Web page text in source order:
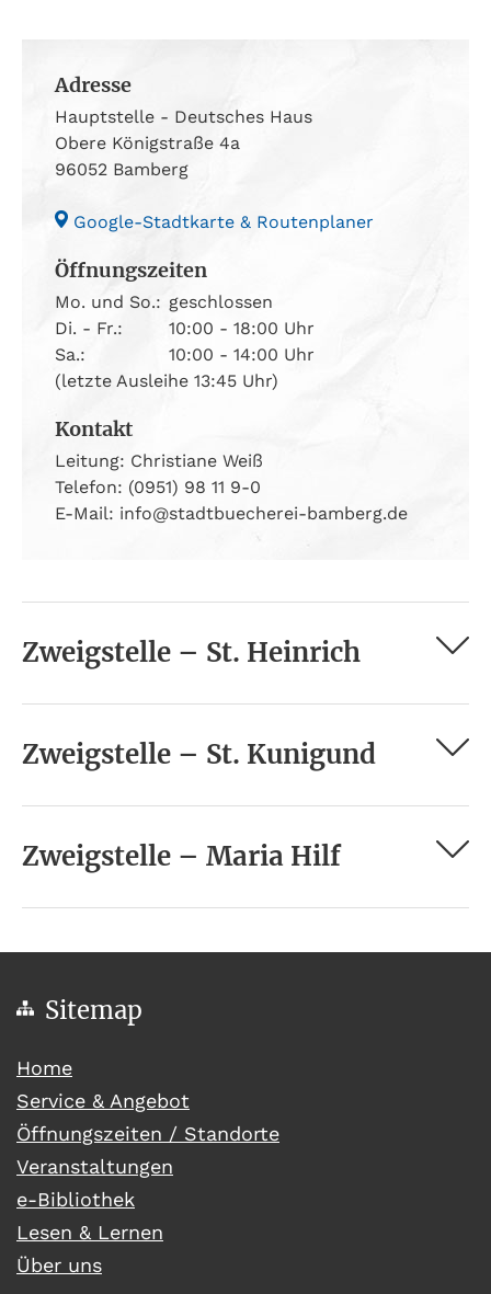
Adresse
Hauptstelle - Deutsches Haus
Obere Königstraße 4a
96052 Bamberg
Google-Stadtkarte & Routenplaner
Öffnungszeiten
Mo. und So.: geschlossen
Di. - Fr.:
10:00 - 18:00 Uhr
Sa.:
10:00 - 14:00 Uhr
(letzte Ausleihe 13:45 Uhr)
Kontakt
Leitung: Christiane Weiß
Telefon: (0951) 98 11 9-0
E-Mail: info@stadtbuecherei-bamberg.de
Zweigstelle – St. Heinrich
Zweigstelle – St. Kunigund
Zweigstelle – Maria Hilf
Sitemap
Home(current)
Service & Angebot
Öffnungszeiten / Standorte
Veranstaltungen
e-Bibliothek
Lesen & Lernen
Über uns